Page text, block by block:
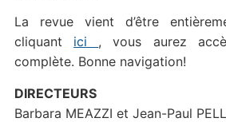
La revue vient d’être
cliquant ici , vous aurez
complète. Bonne navigation!
DIRECTEURS
Barbara MEAZZI et Jean-Paul